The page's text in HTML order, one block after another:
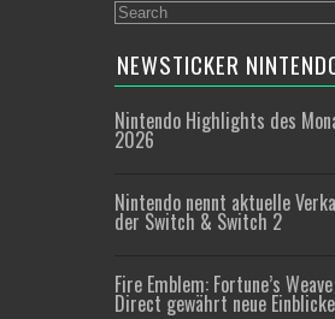
NEWSTICKER
Nintendo Highlights des
2026
Nintendo nennt aktuelle
der Switch & Switch 2
Fire Emblem: Fortune’s
Direct gewährt neue Einblicke